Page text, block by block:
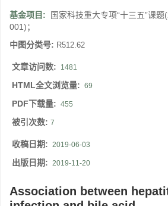
基金项目:
国家科技重大专项“十三五”课
001)；
中图分类号: R512.62
文章访问数: 1481
HTML全文浏览量: 69
PDF下载量: 455
被引次数: 7
收稿日期: 2019-06-03
出版日期: 2019-11-20
Association between